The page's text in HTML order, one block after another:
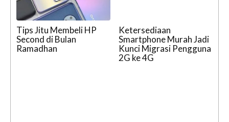
Tips Jitu Membeli HP
Second di Bulan
Ramadhan
Ketersediaan
Smartphone Murah Jadi
Kunci Migrasi Pengguna
2G ke 4G